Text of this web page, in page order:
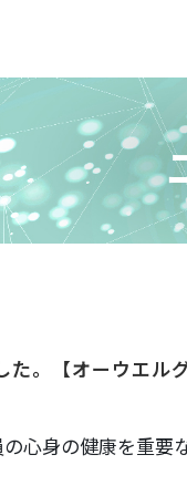
成技術
。【オーウエル
心身の健康を重要